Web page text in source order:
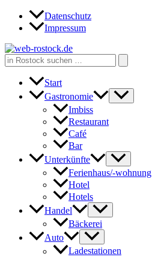
Zum
Inhalt
Datenschutz
Impressum
Search
for:
Start
Gastronomie
Imbiss
Restaurant
Café
Bar
Unterkünfte
Ferienhaus/-wohnung
Hotel
Hotels
Handel
Bäckerei
Auto
Ladestationen